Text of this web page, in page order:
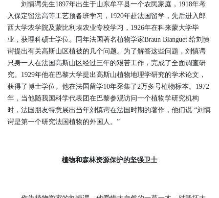
刘慎谔先生1897年出生于山东牟平县一个农民家庭，1918年考
入保定留法高等工艺预备班学习，1920年赴法国留学，先后进入郎
西大学农学院及蒙比利埃农业专校学习，1926年在科来蒙大学毕
业，获理科硕士学位。同年法国著名植物学家Braun Blanguet 给刘慎
谔提出有关高斯山区植被的几个问题。为了解答这些问题，刘慎谔
只身一人在法国高斯山区经过三年的艰苦工作，完成了全面调查研
究。1929年他在巴黎大学提出高斯山植物地理学研究的学术论文，
获得了博士学位。他在法国留学10年采集了2万多号植物标本。1972
年，当他随我国科学代表团在巴黎参观访问一个植物学研究机构
时，法国朋友特意展出当年刘慎谔在法国时期的著作，他们说:“刘慎
谔是第一个研究法国植物的外国人。”
植物和森林资源保护的坚强卫士